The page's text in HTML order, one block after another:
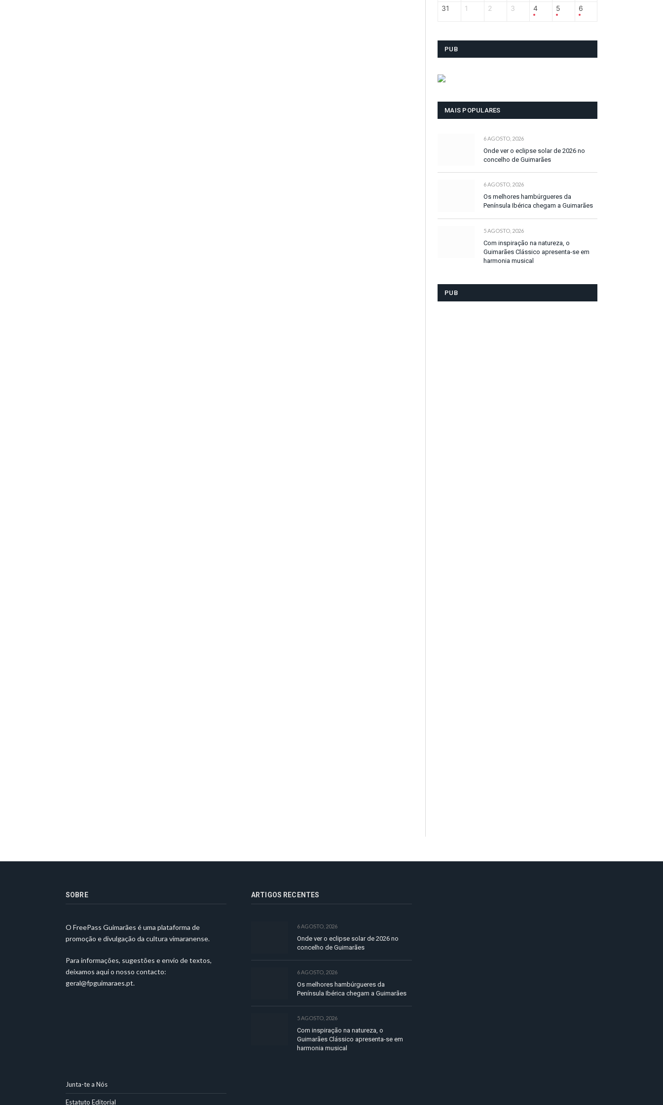
31 1 2 3 4 5 6
PUB
MAIS POPULARES
6 AGOSTO, 2026
Onde ver o eclipse solar de 2026 no
concelho de Guimarães
6 AGOSTO, 2026
Os melhores hambúrgueres da
Península Ibérica chegam a Guimarães
5 AGOSTO, 2026
Com inspiração na natureza, o
Guimarães Clássico apresenta-se em
harmonia musical
PUB
SOBRE
O FreePass Guimarães é uma plataforma de
promoção e divulgação da cultura vimaranense.
Para informações, sugestões e envio de textos,
deixamos aqui o nosso contacto:
geral@fpguimaraes.pt.
ARTIGOS RECENTES
6 AGOSTO, 2026
Onde ver o eclipse solar de 2026 no
concelho de Guimarães
6 AGOSTO, 2026
Os melhores hambúrgueres da
Península Ibérica chegam a Guimarães
5 AGOSTO, 2026
Com inspiração na natureza, o
Guimarães Clássico apresenta-se em
harmonia musical
Junta-te a Nós
Estatuto Editorial